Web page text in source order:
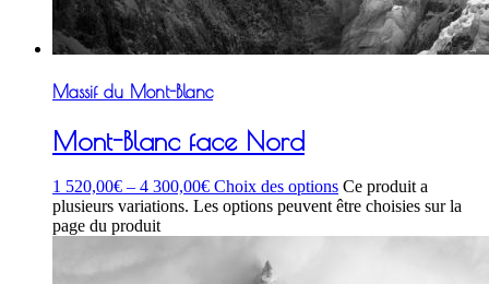
Massif du Mont-Blanc
Mont-Blanc face Nord
1 520,00€ – 4 300,00€ Choix des options Ce produit a
plusieurs variations. Les options peuvent être choisies sur la
page du produit